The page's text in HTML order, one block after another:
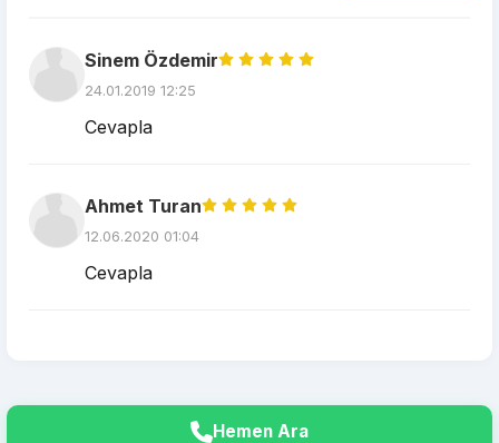
Sinem Özdemir
24.01.2019 12:25
Cevapla
Ahmet Turan
12.06.2020 01:04
Cevapla
Hemen Ara